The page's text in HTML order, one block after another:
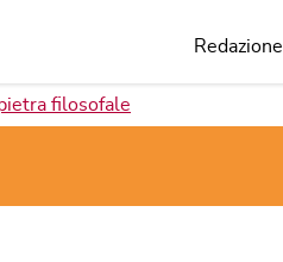
Redazione
filosofale